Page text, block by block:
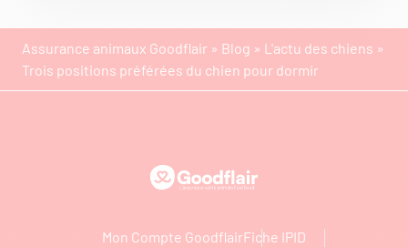
Assurance animaux Goodflair » Blog » L'actu des chiens »
Trois positions préférées du chien pour dormir
Goodflair
Mon Compte GoodflairFiche IPID